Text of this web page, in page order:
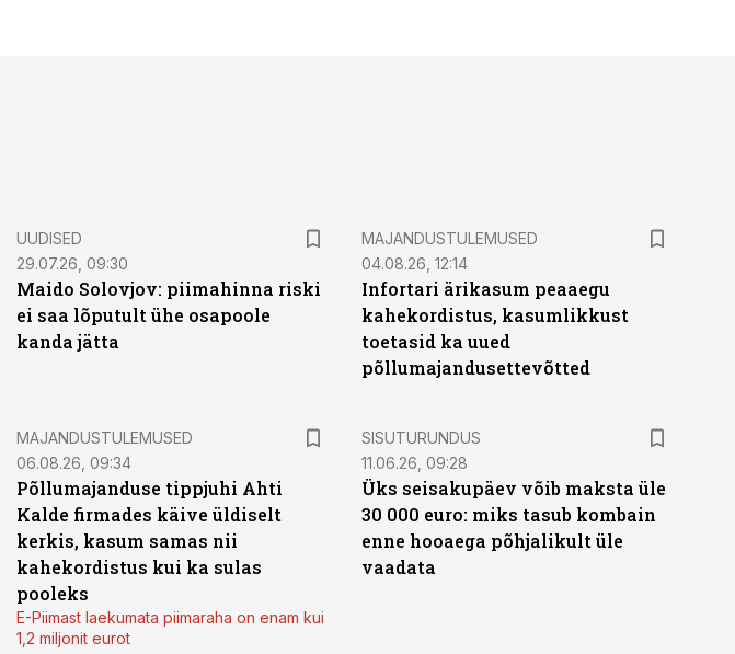
UUDISED
29.07.26, 09:30
Maido Solovjov: piimahinna riski
ei saa lõputult ühe osapoole
kanda jätta
MAJANDUSTULEMUSED
04.08.26, 12:14
Infortari ärikasum peaaegu
kahekordistus, kasumlikkust
toetasid ka uued
põllumajandusettevõtted
MAJANDUSTULEMUSED
06.08.26, 09:34
Põllumajanduse tippjuhi Ahti
Kalde firmades käive üldiselt
kerkis, kasum samas nii
kahekordistus kui ka sulas
pooleks
E-Piimast laekumata piimaraha on enam kui
1,2 miljonit eurot
ST
SISUTURUNDUS
11.06.26, 09:28
Üks seisakupäev võib maksta üle
30 000 euro: miks tasub kombain
enne hooaega põhjalikult üle
vaadata